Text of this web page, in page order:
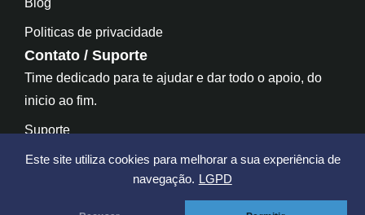
Este site utiliza cookies para melhorar a sua experiência de
navegação. LGPD
Blog
Politicas de privacidade
Contato / Suporte
Time dedicado para te ajudar e dar todo o apoio, do
inicio ao fim.
Suporte
Contato